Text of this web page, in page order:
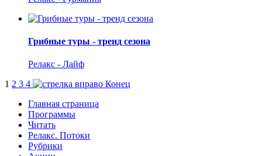
Грибные туры - тренд сезона
Релакс - Лайф
1 2 3 4
Конец
Главная страница
Программы
Читать
Релакс. Потоки
Рубрики